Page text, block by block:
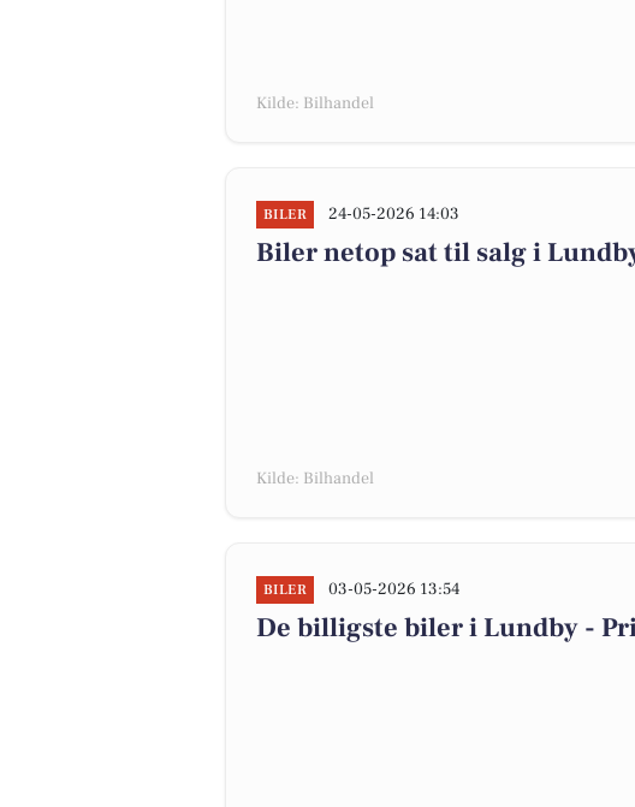
Kilde: Bilhandel
BILER 24-05-2026 14:03
Biler netop sat til salg i
Kilde: Bilhandel
BILER 03-05-2026 13:54
De billigste biler i Lundby -